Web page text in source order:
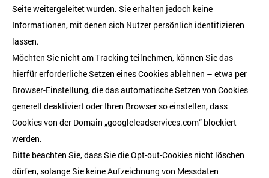
Seite weitergeleitet wurden. Sie erhalten jedoch keine
Informationen, mit denen sich Nutzer persönlich identifizieren
lassen.
Möchten Sie nicht am Tracking teilnehmen, können Sie das
hierfür erforderliche Setzen eines Cookies ablehnen – etwa per
Browser-Einstellung, die das automatische Setzen von Cookies
generell deaktiviert oder Ihren Browser so einstellen, dass
Cookies von der Domain „googleleadservices.com“ blockiert
werden.
Bitte beachten Sie, dass Sie die Opt-out-Cookies nicht löschen
dürfen, solange Sie keine Aufzeichnung von Messdaten